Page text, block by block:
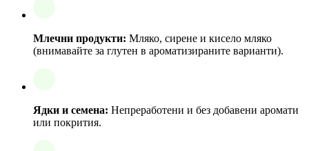
Млечни продукти: Мляко, сирене и кисело мляко
(внимавайте за глутен в ароматизираните варианти).
Ядки и семена: Непреработени и без добавени аромати
или покрития.